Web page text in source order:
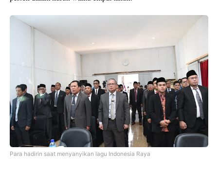
Para hadirin saat menyanyikan lagu Indonesia Raya